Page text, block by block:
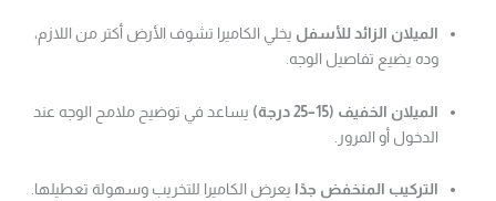
الميلان الزائد للأسفل يخلي الكاميرا تشوف الأرض أكتر من اللازم،
وده يضيع تفاصيل الوجه.
الميلان الخفيف (15–25 درجة)
يساعد في توضيح ملامح الوجه عند
الدخول أو المرور.
التركيب المنخفض جدًا يعرض الكاميرا للتخريب وسهولة تعطيلها.